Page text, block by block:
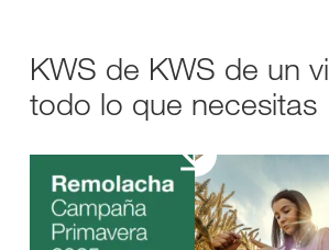
KWS de KWS de un
todo lo que necesitas